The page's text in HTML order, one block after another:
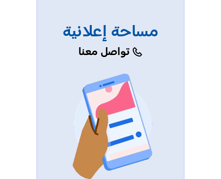
مساحة إعلانية
تواصل معنا